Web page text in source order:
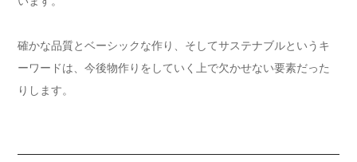
確かな品質とベーシックな作り、そしてサステナブルというキ
ーワードは、今後物作りをしていく上で欠かせない要素だった
りします。